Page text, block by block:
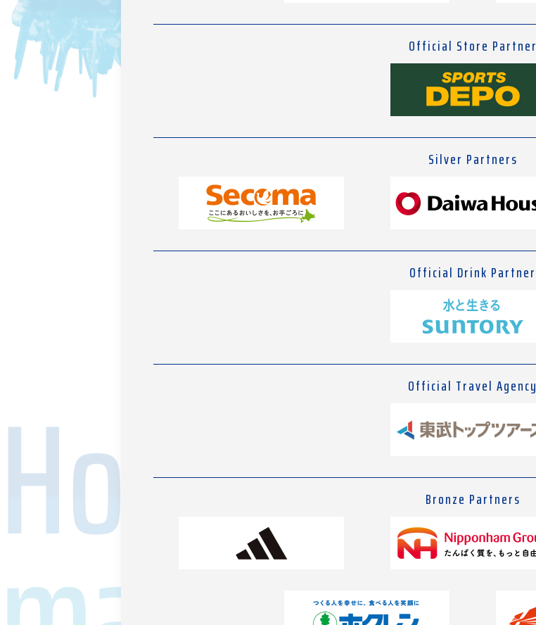
Official Store Partner
Silver Partners
Official Drink Partner
Official Travel Agency
Bronze Partners